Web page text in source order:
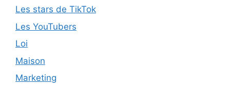
Les stars de TikTok
Les YouTubers
Loi
Maison
Marketing